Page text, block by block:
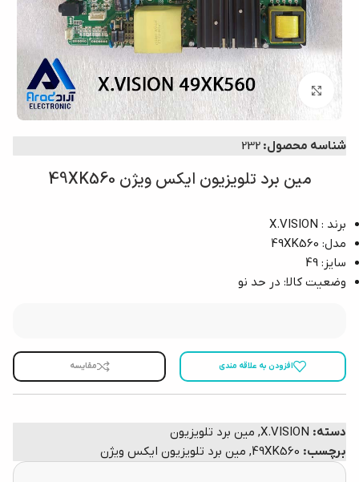
بزرگنمایی تصویر
شناسه محصول: 232
مین برد تلویزیون ایکس ویژن 49XK560
برند : X.VISION
مدل: 49XK560
سایز: 49
وضعیت کالا: در حد نو
افزودن به علاقه مندی مقایسه
دسته: X.VISION
, مین برد تلویزیون
برچسب: 49XK560
, مین برد تلویزیون ایکس ویژن